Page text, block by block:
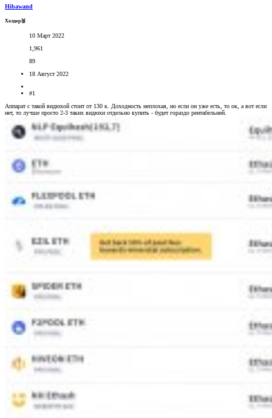
Hibawand
Холдер🥉
10 Март 2022
1,961
89
18 Август 2022
#1
Аппарат с такой видюхой стоит от 130 к. Доходность неплохая, но если он уже есть, то ок, а вот если
нет, то лучше просто 2-3 таких видюхи отдельно купить - будет гораздо рентабельней.